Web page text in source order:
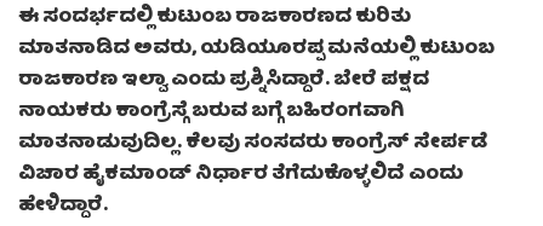
ಈ ಸಂದರ್ಭದಲ್ಲಿ ಕುಟುಂಬ ರಾಜಕಾರಣದ ಕುರಿತು
ಮಾತನಾಡಿದ ಅವರು, ಯಡಿಯೂರಪ್ಪ ಮನೆಯಲ್ಲಿ ಕುಟುಂಬ
ರಾಜಕಾರಣ ಇಲ್ವಾ ಎಂದು ಪ್ರಶ್ನಿಸಿದ್ದಾರೆ. ಬೇರೆ ಪಕ್ಷದ
ನಾಯಕರು ಕಾಂಗ್ರೆಸ್ಗೆ ಬರುವ ಬಗ್ಗೆ ಬಹಿರಂಗವಾಗಿ
ಮಾತನಾಡುವುದಿಲ್ಲ. ಕೆಲವು ಸಂಸದರು ಕಾಂಗ್ರೆಸ್ ಸೇರ್ಪಡೆ
ವಿಚಾರ ಹೈಕಮಾಂಡ್ ನಿರ್ಧಾರ ತೆಗೆದುಕೊಳ್ಳಲಿದೆ ಎಂದು
ಹೇಳಿದ್ದಾರೆ.